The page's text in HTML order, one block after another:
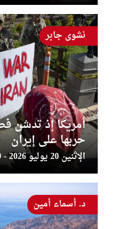
أمريكا إذ تدشن
حربها على إيران
الإثنين 20 يوليو 2026 - 10:31:59
نشوى جابر
د. أسماء أمين